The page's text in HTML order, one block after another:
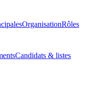
OrganisationRôles
Candidats & listes